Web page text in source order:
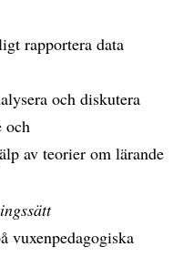
rapportera data
och diskutera
och
av teorier om lärande
vuxenpedagogiska